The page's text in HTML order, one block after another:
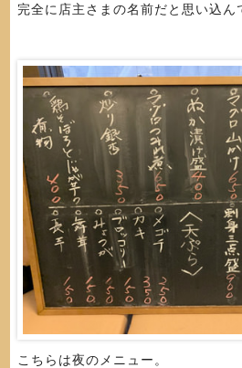
完全に店主さまの名前だと思い込ん
こちらは夜のメニュー。